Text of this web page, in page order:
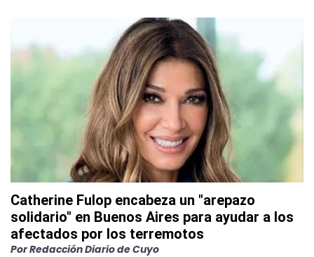
Catherine Fulop encabeza un "arepazo
solidario" en Buenos Aires para ayudar a los
afectados por los terremotos
PorRedacción Diario de Cuyo